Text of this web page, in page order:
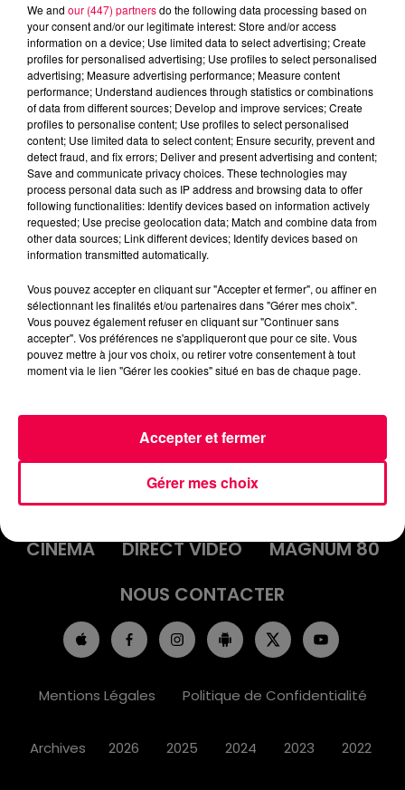
podcasts/2023/04/Pierre-CASTOR-07.04-–-
ACCUEIL INFOS
EMISSIONS
AGENDA
JEUX
PODCASTS
CINÉMA
DIRECT VIDÉO
MAGNUM 80
NOUS CONTACTER
Mentions Légales Politique de Confidentialité
Archives 2026 2025 2024 2023 2022
We and our (447) partnersdo the following data processing based on
your consent and/or our legitimate interest: Store and/or access
information on a device; Use limited data to select advertising; Create
profiles for personalised advertising; Use profiles to select personalised
advertising; Measure advertising performance; Measure content
performance; Understand audiences through statistics or combinations
of data from different sources; Develop and improve services; Create
profiles to personalise content; Use profiles to select personalised
content; Use limited data to select content; Ensure security, prevent and
detect fraud, and fix errors; Deliver and present advertising and content;
Save and communicate privacy choices. These technologies may
process personal data such as IP address and browsing data to offer
following functionalities: Identify devices based on information actively
requested; Use precise geolocation data; Match and combine data from
other data sources; Link different devices; Identify devices based on
information transmitted automatically.
Vous pouvez accepter en cliquant sur "Accepter et fermer", ou affiner en
sélectionnant les finalités et/ou partenaires dans "Gérer mes choix".
Vous pouvez également refuser en cliquant sur "Continuer sans
accepter". Vos préférences ne s'appliqueront que pour ce site. Vous
pouvez mettre à jour vos choix, ou retirer votre consentement à tout
moment via le lien "Gérer les cookies" situé en bas de chaque page.
Gérer mes choix
Accepter et fermer